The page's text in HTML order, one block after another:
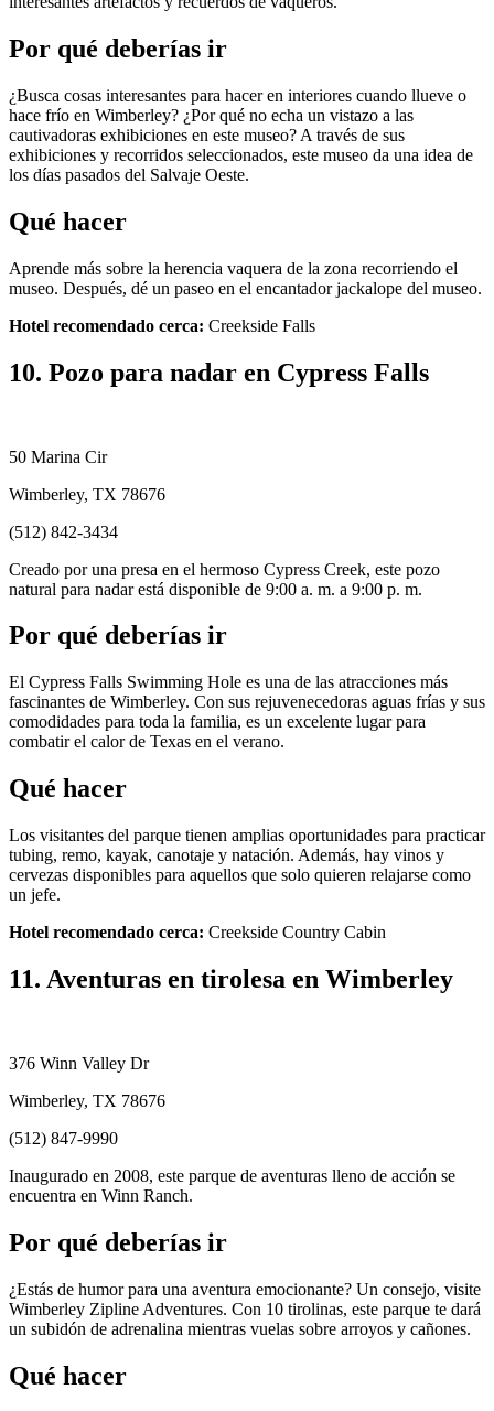
Por qué deberías ir
¿Busca cosas interesantes para hacer en interiores cuando llueve o
hace frío en Wimberley? ¿Por qué no echa un vistazo a las
cautivadoras exhibiciones en este museo? A través de sus
exhibiciones y recorridos seleccionados, este museo da una idea de
los días pasados ​​del Salvaje Oeste.
Qué hacer
Aprende más sobre la herencia vaquera de la zona recorriendo el
museo. Después, dé un paseo en el encantador jackalope del museo.
Hotel recomendado cerca: Creekside Falls
10. Pozo para nadar en Cypress Falls
50 Marina Cir
Wimberley, TX 78676
(512) 842-3434
Creado por una presa en el hermoso Cypress Creek, este pozo
natural para nadar está disponible de 9:00 a. m. a 9:00 p. m.
Por qué deberías ir
El Cypress Falls Swimming Hole es una de las atracciones más
fascinantes de Wimberley. Con sus rejuvenecedoras aguas frías y sus
comodidades para toda la familia, es un excelente lugar para
combatir el calor de Texas en el verano.
Qué hacer
Los visitantes del parque tienen amplias oportunidades para practicar
tubing, remo, kayak, canotaje y natación. Además, hay vinos y
cervezas disponibles para aquellos que solo quieren relajarse como
un jefe.
Hotel recomendado cerca: Creekside Country Cabin
11. Aventuras en tirolesa en Wimberley
376 Winn Valley Dr
Wimberley, TX 78676
(512) 847-9990
Inaugurado en 2008, este parque de aventuras lleno de acción se
encuentra en Winn Ranch.
Por qué deberías ir
¿Estás de humor para una aventura emocionante? Un consejo, visite
Wimberley Zipline Adventures. Con 10 tirolinas, este parque te dará
un subidón de adrenalina mientras vuelas sobre arroyos y cañones.
Qué hacer